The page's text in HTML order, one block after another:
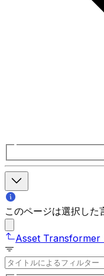
このページは選択した
Asset Transformer